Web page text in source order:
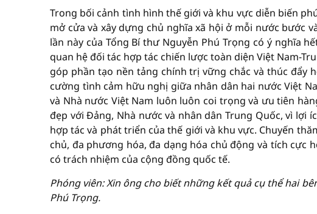
Trong bối cảnh tình hình thế giới và khu vực diễn biến
mở cửa và xây dựng chủ nghĩa xã hội ở mỗi nước bước
lần này của Tổng Bí thư Nguyễn Phú Trọng có ý nghĩa
quan hệ đối tác hợp tác chiến lược toàn diện Việt Nam-
góp phần tạo nền tảng chính trị vững chắc và thúc đẩy
cường tình cảm hữu nghị giữa nhân dân hai nước Việt
và Nhà nước Việt Nam luôn luôn coi trọng và ưu tiên
đẹp với Đảng, Nhà nước và nhân dân Trung Quốc, vì lợi
hợp tác và phát triển của thế giới và khu vực. Chuyến
chủ, đa phương hóa, đa dạng hóa chủ động và tích cực
có trách nhiệm của cộng đồng quốc tế.
Phóng viên: Xin ông cho biết những kết quả cụ thể hai
Phú Trọng.